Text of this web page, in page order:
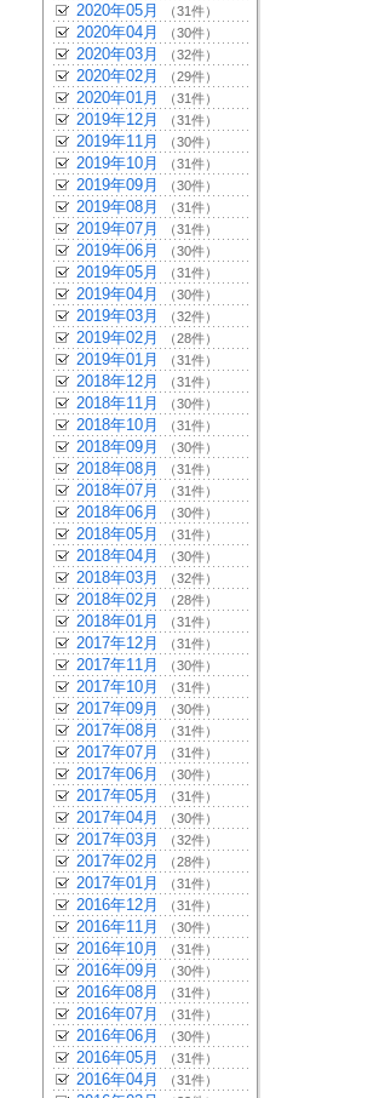
2020年05月 （31件）
2020年04月 （30件）
2020年03月 （32件）
2020年02月 （29件）
2020年01月 （31件）
2019年12月 （31件）
2019年11月 （30件）
2019年10月 （31件）
2019年09月 （30件）
2019年08月 （31件）
2019年07月 （31件）
2019年06月 （30件）
2019年05月 （31件）
2019年04月 （30件）
2019年03月 （32件）
2019年02月 （28件）
2019年01月 （31件）
2018年12月 （31件）
2018年11月 （30件）
2018年10月 （31件）
2018年09月 （30件）
2018年08月 （31件）
2018年07月 （31件）
2018年06月 （30件）
2018年05月 （31件）
2018年04月 （30件）
2018年03月 （32件）
2018年02月 （28件）
2018年01月 （31件）
2017年12月 （31件）
2017年11月 （30件）
2017年10月 （31件）
2017年09月 （30件）
2017年08月 （31件）
2017年07月 （31件）
2017年06月 （30件）
2017年05月 （31件）
2017年04月 （30件）
2017年03月 （32件）
2017年02月 （28件）
2017年01月 （31件）
2016年12月 （31件）
2016年11月 （30件）
2016年10月 （31件）
2016年09月 （30件）
2016年08月 （31件）
2016年07月 （31件）
2016年06月 （30件）
2016年05月 （31件）
2016年04月 （31件）